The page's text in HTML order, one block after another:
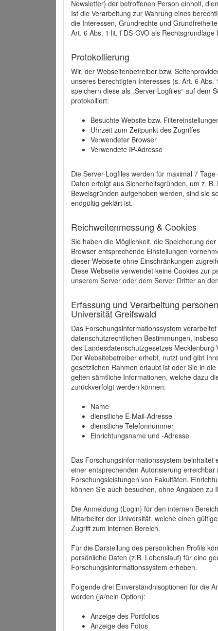
Newsletter) der betroffenen Person einholt,
Ist die Verarbeitung zur Wahrung eines
die Interessen, Grundrechte und
Art. 6 Abs. 1 lit. f DS-GVO als
Protokollierung
Wir, der Webseitenbetreiber bzw.
unseres berechtigten Interesses (s. Art. 6
speichern diese als „Server-Logfiles“ auf dem
protokolliert:
Besuchte Website bzw.
Uhrzeit zum Zeitpunkt des Zugriffes
Verwendeter Browser
Verwendete IP-Adresse
Die Server-Logfiles werden für maximal 7
Daten erfolgt aus Sicherheitsgründen, um z.
Beweisgründen aufgehoben werden, sind sie
endgültig geklärt ist.
Reichweitenmessung & Cookies
Sie haben die Möglichkeit, die Speicherung
Browser entsprechende Einstellungen
dieser Webseite ohne Einschränkungen
Diese Webseite verwendet keine Cookies zur
unserem Server oder dem Server Dritter an
Erfassung und Verarbeitung
Universität Greifswald
Das Forschungsinformationssystem
datenschutzrechtlichen Bestimmungen,
des Landesdatenschutzgesetzes
Der Websitebetreiber erhebt, nutzt und gibt
gesetzlichen Rahmen erlaubt ist oder Sie in
gelten sämtliche Informationen, welche dazu
zurückverfolgt werden können:
Name
dienstliche E-Mail-Adresse
dienstliche Telefonnummer
Einrichtungsname und -Adresse
Das Forschungsinformationssystem beinhaltet
einer entsprechenden Autorisierung
Forschungsleistungen von Fakultäten,
können Sie auch besuchen, ohne Angaben zu
Die Anmeldung (Login) für den internen
Mitarbeiter der Universität, welche einen
Zugriff zum internen Bereich.
Für die Darstellung des persönlichen Profils
persönliche Daten (z.B. Lebenslauf) für eine
Forschungsinformationssystem erheben.
Folgende drei Einverständnisoptionen für die
werden (ja/nein Option):
Anzeige des Portfolios
Anzeige des Fotos